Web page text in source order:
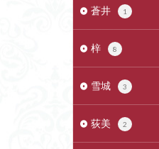
蒼井 1
梓 8
雪城 3
荻美 2